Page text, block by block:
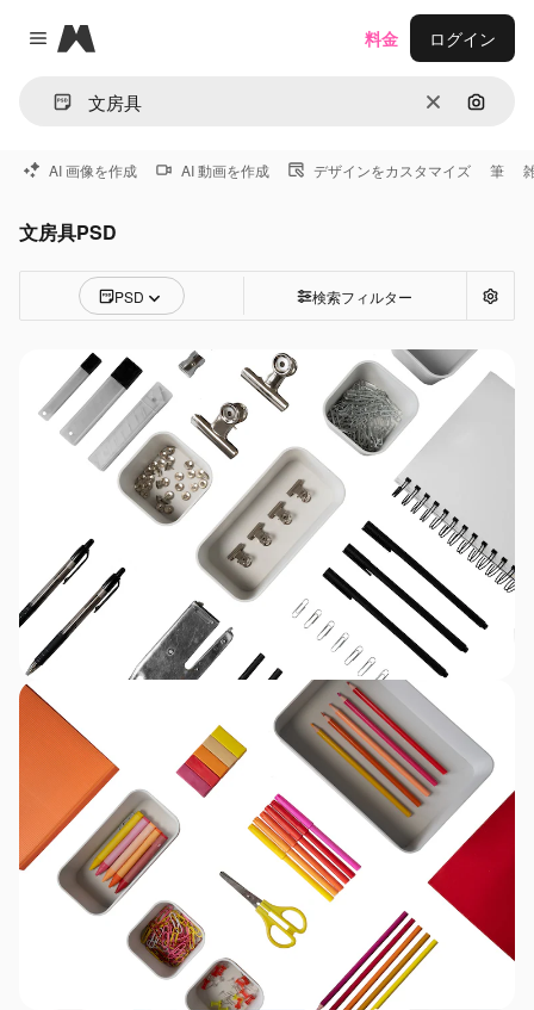
Close menu
Magnific
消去 画像で
料金 ログイン
AI 画像を作成 AI 動画を作成 デザインをカスタマイズ 筆
文房具PSD
PSD 検索フィルター